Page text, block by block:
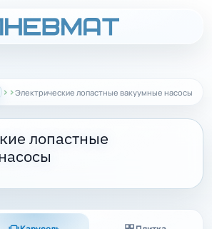
› ›Электрические лопастные вакуумные насосы
лопастные